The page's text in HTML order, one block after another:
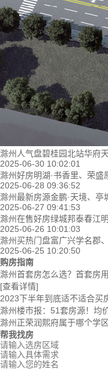
滁州人气盘碧桂园北站华府
2025-06-30 10:02:01
滁州好房明湖·书香里、荣盛
2025-06-28 09:36:52
滁州最新房源金鹏·天境、亭
2025-06-27 09:41:53
滁州在售好房绿城邦泰春江
2025-06-26 10:01:03
滁州买热门盘富广兴学名郡
2025-06-25 10:20:50
购房指南
滁州首套房怎么选？首套房
[查看详情]
2023下半年到底适不适合买
滁州楼市报：51套房源！均
滁州正荣润熙府属于哪个学
帮我找房